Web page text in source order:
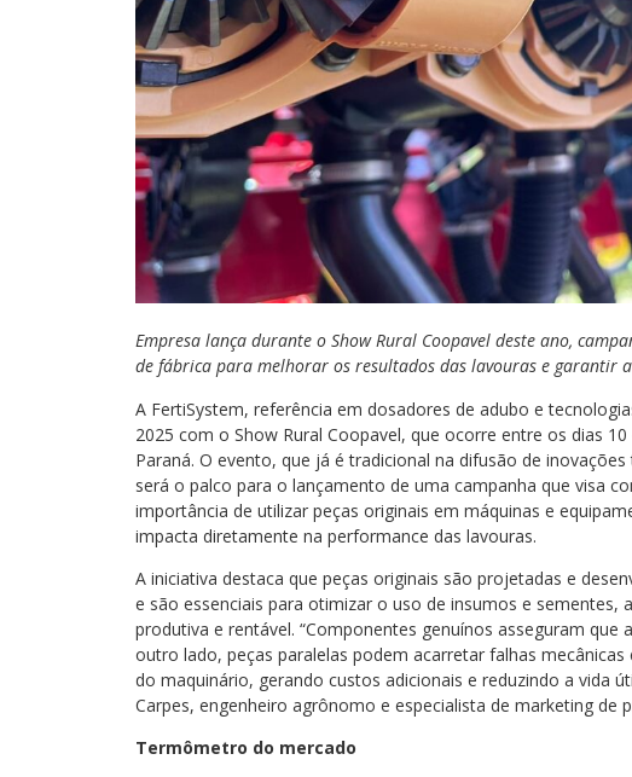
Empresa lança durante o Show Rural Coopavel deste ano,
de fábrica para melhorar os resultados das lavouras e garantir
A FertiSystem, referência em dosadores de adubo e
2025 com o Show Rural Coopavel, que ocorre entre os dias
Paraná. O evento, que já é tradicional na difusão de
será o palco para o lançamento de uma campanha que visa
importância de utilizar peças originais em máquinas e
impacta diretamente na performance das lavouras.
A iniciativa destaca que peças originais são projetadas e
e são essenciais para otimizar o uso de insumos e sementes,
produtiva e rentável. “Componentes genuínos asseguram
outro lado, peças paralelas podem acarretar falhas
do maquinário, gerando custos adicionais e reduzindo a vida
Carpes, engenheiro agrônomo e especialista de marketing de
Termômetro do mercado